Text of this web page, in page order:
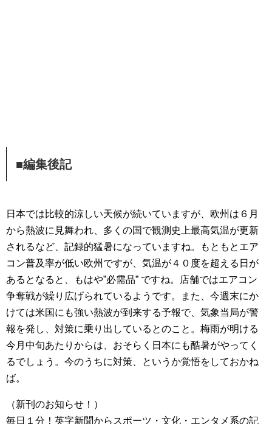
■編集後記
日本では比較的涼しい天候が続いていますが、欧州は６月
から熱波に見舞われ、多くの国で観測史上最高気温が更新
されるなど、記録的猛暑になっていますね。もともとエア
コン普及率が低い欧州ですが、気温が４０度を超える日が
あるとなると、もはや”必需品” ですね。店舗ではエアコン
争奪戦が繰り広げられているようです。また、今週末にか
けては米国にも強い熱波が到来する予報で、気象当局が警
報を発し、対策に乗り出しているとのこと。梅雨が明ける
今月中旬あたりからは、おそらく日本にも酷暑がやってく
るでしょう。今のうちに対策、というか覚悟をしておかね
ば。
（新刊のお知らせ！）
毎日１分！英字新聞からスポーツ・文化・エンタメ系の記